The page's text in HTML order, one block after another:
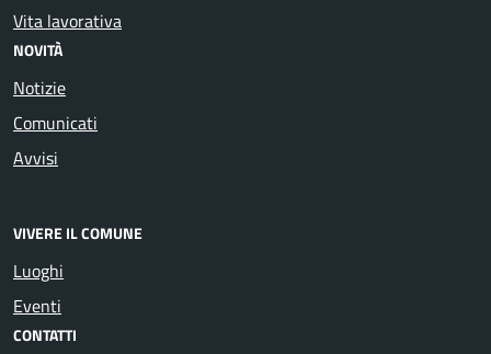
Vita lavorativa
NOVITÀ
Notizie
Comunicati
Avvisi
VIVERE IL COMUNE
Luoghi
Eventi
CONTATTI